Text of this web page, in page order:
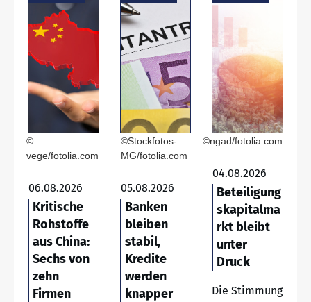
©
vege/fotolia.com
06.08.2026
Kritische
Rohstoffe
aus China:
Sechs von
zehn
Firmen
©Stockfotos-
MG/fotolia.com
05.08.2026
Banken
bleiben
stabil,
Kredite
werden
knapper
©ngad/fotolia.com
04.08.2026
Beteiligung
skapitalma
rkt bleibt
unter
Druck
Die Stimmung